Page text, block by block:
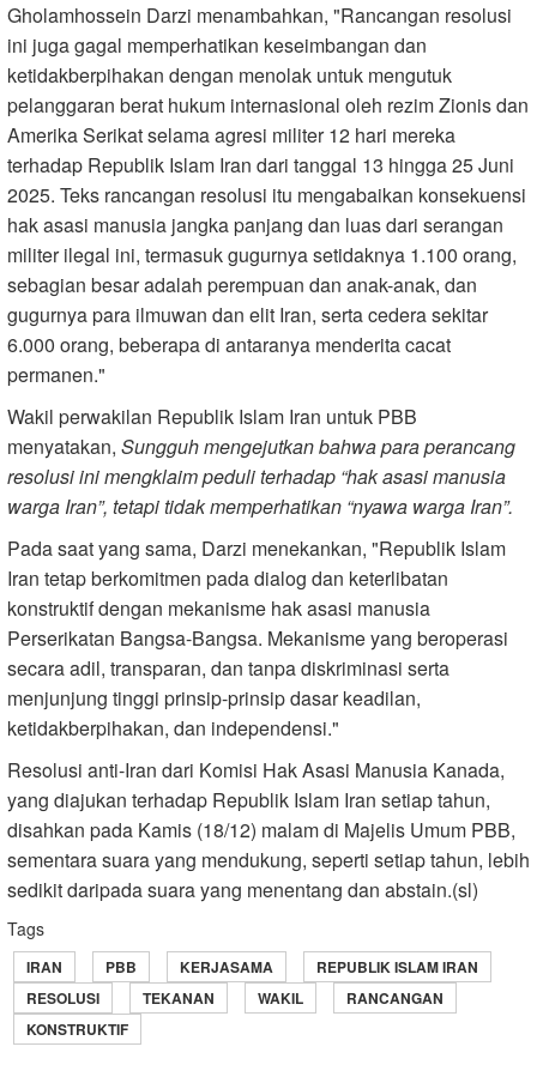
Gholamhossein Darzi menambahkan, "Rancangan resolusi
ini juga gagal memperhatikan keseimbangan dan
ketidakberpihakan dengan menolak untuk mengutuk
pelanggaran berat hukum internasional oleh rezim Zionis dan
Amerika Serikat selama agresi militer 12 hari mereka
terhadap Republik Islam Iran dari tanggal 13 hingga 25 Juni
2025. Teks rancangan resolusi itu mengabaikan konsekuensi
hak asasi manusia jangka panjang dan luas dari serangan
militer ilegal ini, termasuk gugurnya setidaknya 1.100 orang,
sebagian besar adalah perempuan dan anak-anak, dan
gugurnya para ilmuwan dan elit Iran, serta cedera sekitar
6.000 orang, beberapa di antaranya menderita cacat
permanen."
Wakil perwakilan Republik Islam Iran untuk PBB
menyatakan, Sungguh mengejutkan bahwa para perancang
resolusi ini mengklaim peduli terhadap “hak asasi manusia
warga Iran”, tetapi tidak memperhatikan “nyawa warga Iran”.
Pada saat yang sama, Darzi menekankan, "Republik Islam
Iran tetap berkomitmen pada dialog dan keterlibatan
konstruktif dengan mekanisme hak asasi manusia
Perserikatan Bangsa-Bangsa. Mekanisme yang beroperasi
secara adil, transparan, dan tanpa diskriminasi serta
menjunjung tinggi prinsip-prinsip dasar keadilan,
ketidakberpihakan, dan independensi."
Resolusi anti-Iran dari Komisi Hak Asasi Manusia Kanada,
yang diajukan terhadap Republik Islam Iran setiap tahun,
disahkan pada Kamis (18/12) malam di Majelis Umum PBB,
sementara suara yang mendukung, seperti setiap tahun, lebih
sedikit daripada suara yang menentang dan abstain.(sl)
Tags
IRAN PBB KERJASAMA
REPUBLIK ISLAM IRAN
RESOLUSI
TEKANAN WAKIL
RANCANGAN
KONSTRUKTIF